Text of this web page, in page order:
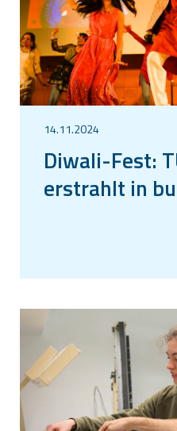
14.11.2024
Diwali-Fest:
erstrahlt in